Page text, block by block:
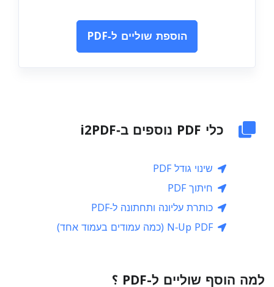
הוספת שוליים ל‑PDF
כלי PDF נוספים ב‑i2PDF
שינוי גודל PDF
חיתוך PDF
כותרת עליונה ותחתונה ל‑PDF
N‑Up PDF (כמה עמודים בעמוד אחד)
למה הוסף שוליים ל-PDF ؟